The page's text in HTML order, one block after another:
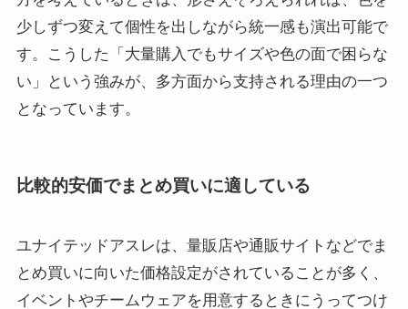
少しずつ変えて個性を出しながら統一感も演出可能で
す。こうした「大量購入でもサイズや色の面で困らな
い」という強みが、多方面から支持される理由の一つ
となっています。
比較的安価でまとめ買いに適している
ユナイテッドアスレは、量販店や通販サイトなどでま
とめ買いに向いた価格設定がされていることが多く、
イベントやチームウェアを用意するときにうってつけ